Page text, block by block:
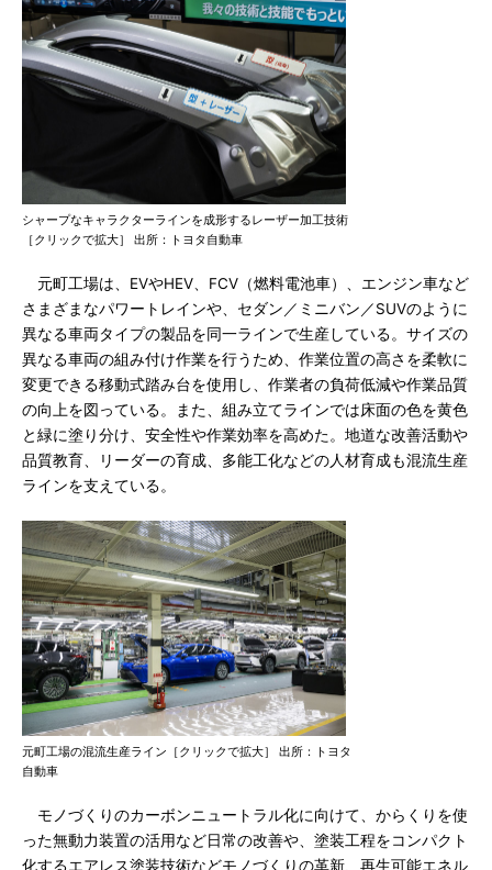
シャープなキャラクターラインを成形するレーザー加工技術
［クリックで拡大］ 出所：トヨタ自動車
元町工場は、EVやHEV、FCV（燃料電池車）、エンジン車など
さまざまなパワートレインや、セダン／ミニバン／SUVのように
異なる車両タイプの製品を同一ラインで生産している。サイズの
異なる車両の組み付け作業を行うため、作業位置の高さを柔軟に
変更できる移動式踏み台を使用し、作業者の負荷低減や作業品質
の向上を図っている。また、組み立てラインでは床面の色を黄色
と緑に塗り分け、安全性や作業効率を高めた。地道な改善活動や
品質教育、リーダーの育成、多能工化などの人材育成も混流生産
ラインを支えている。
元町工場の混流生産ライン［クリックで拡大］ 出所：トヨタ
自動車
モノづくりのカーボンニュートラル化に向けて、からくりを使
った無動力装置の活用など日常の改善や、塗装工程をコンパクト
化するエアレス塗装技術などモノづくりの革新、再生可能エネル